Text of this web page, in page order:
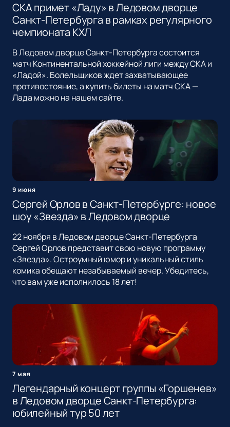
СКА примет «Ладу» в Ледовом дворце
Санкт-Петербурга в рамках регулярного
чемпионата КХЛ
В Ледовом дворце Санкт-Петербурга состоится
матч Континентальной хоккейной лиги между СКА и
«Ладой». Болельщиков ждет захватывающее
противостояние, а купить билеты на матч СКА —
Лада можно на нашем сайте.
9 июня
Сергей Орлов в Санкт-Петербурге: новое
шоу «Звезда» в Ледовом дворце
22 ноября в Ледовом дворце Санкт-Петербурга
Сергей Орлов представит свою новую программу
«Звезда». Остроумный юмор и уникальный стиль
комика обещают незабываемый вечер. Убедитесь,
что вам уже исполнилось 18 лет!
7 мая
Легендарный концерт группы «Горшенев»
в Ледовом дворце Санкт-Петербурга:
юбилейный тур 50 лет